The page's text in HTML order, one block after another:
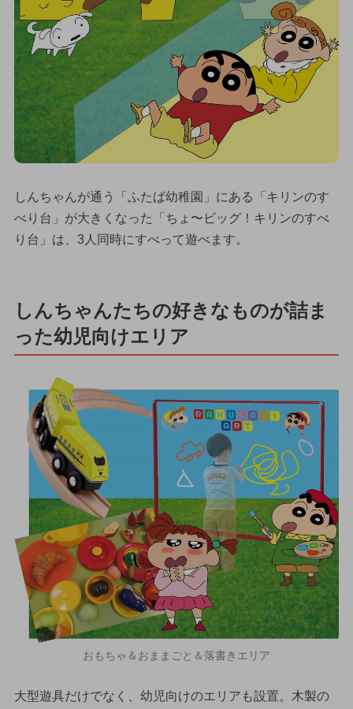
しんちゃんが通う「ふたば幼稚園」にある「キリンのす
べり台」が大きくなった「ちょ〜ビッグ！キリンのすべ
り台」は、3人同時にすべって遊べます。
しんちゃんたちの好きなものが詰ま
った幼児向けエリア
おもちゃ＆おままごと＆落書きエリア
大型遊具だけでなく、幼児向けのエリアも設置。木製の